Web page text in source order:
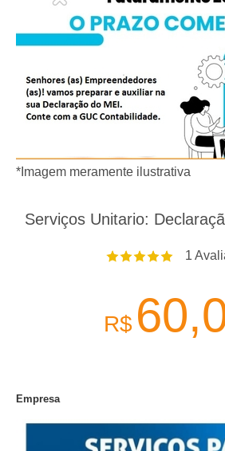
*Imagem meramente ilustrativa
Serviços Unitario:
1
R$
Empresa